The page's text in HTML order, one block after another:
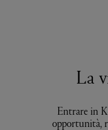
La
Entrare in
opportunità,